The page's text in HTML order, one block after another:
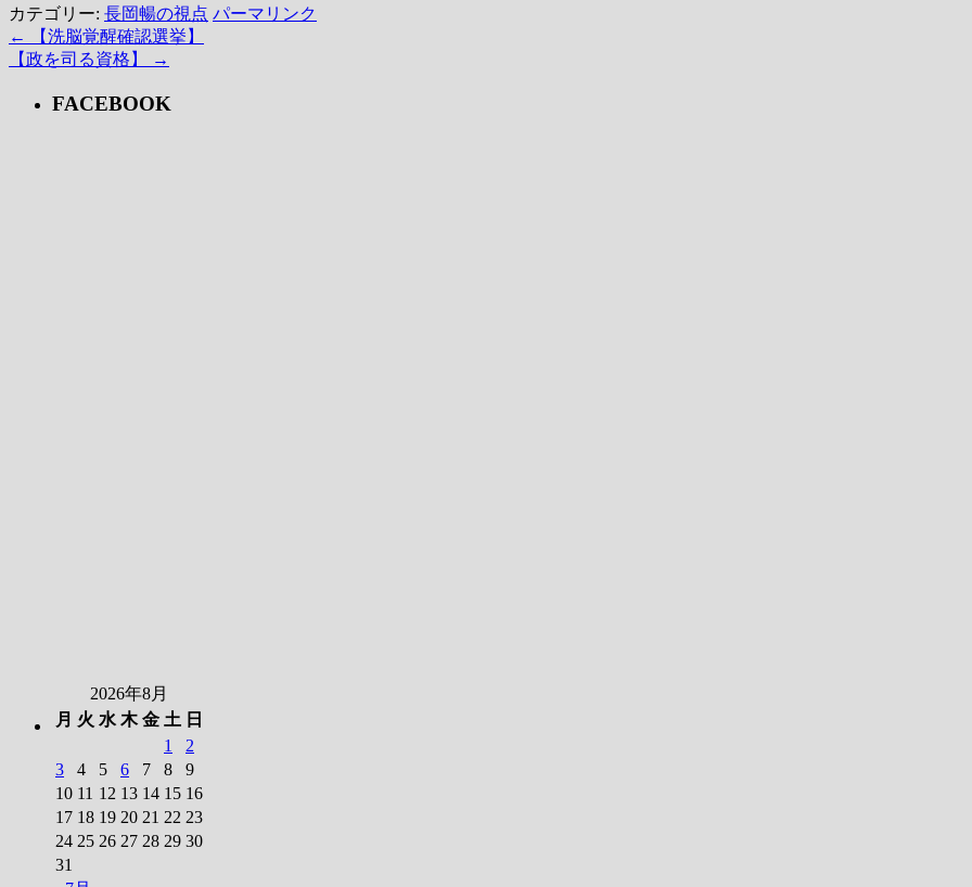
カテゴリー: 長岡暢の視点 パーマリンク
←
【洗脳覚醒確認選挙】
【政を司る資格】
→
FACEBOOK
2026年8月
月 火 水 木 金 土 日
1
2
3
4 5 6 7 8
9
10 11 12 13 14 15 16
17 18 19 20 21 22 23
24 25 26 27 28 29 30
31